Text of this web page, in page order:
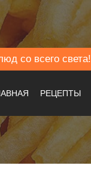
со всего света!
РЕЦЕПТЫ